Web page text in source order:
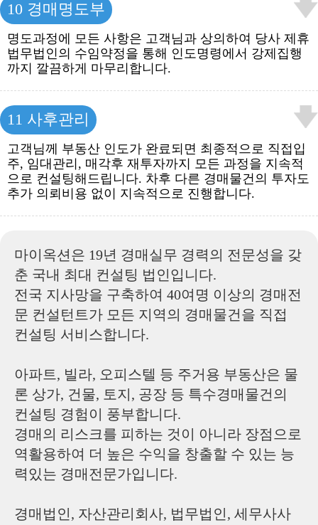
10 경매명도부
명도과정에 모든 사항은 고객님과 상의하여 당사 제휴
법무법인의 수임약정을 통해 인도명령에서 강제집행
까지 깔끔하게 마무리합니다.
11 사후관리
고객님께 부동산 인도가 완료되면 최종적으로 직접입
주, 임대관리, 매각후 재투자까지 모든 과정을 지속적
으로 컨설팅해드립니다. 차후 다른 경매물건의 투자도
추가 의뢰비용 없이 지속적으로 진행합니다.
마이옥션은 19년 경매실무 경력의 전문성을 갖
춘 국내 최대 컨설팅 법인입니다.
전국 지사망을 구축하여 40여명 이상의 경매전
문 컨설턴트가 모든 지역의 경매물건을 직접
컨설팅 서비스합니다.
아파트, 빌라, 오피스텔 등 주거용 부동산은 물
론 상가, 건물, 토지, 공장 등 특수경매물건의
컨설팅 경험이 풍부합니다.
경매의 리스크를 피하는 것이 아니라 장점으로
역활용하여 더 높은 수익을 창출할 수 있는 능
력있는 경매전문가입니다.
경매법인, 자산관리회사, 법무법인, 세무사사